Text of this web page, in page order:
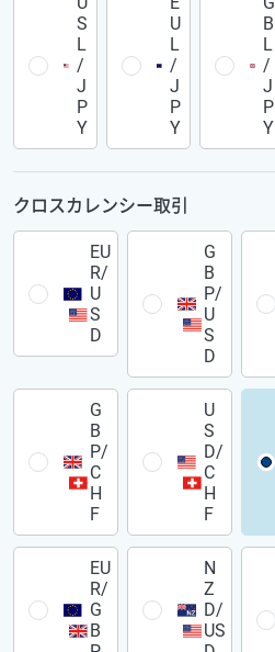
S
L
/
J
P
Y
U
L
/
J
P
Y
B
L
/
J
P
Y
クロスカレンシー取引
EU
R/
U
S
D
G
B
P/
U
S
D
G
B
P/
C
H
F
U
S
D/
C
H
F
EU
R/
G
B
N
Z
D/
US